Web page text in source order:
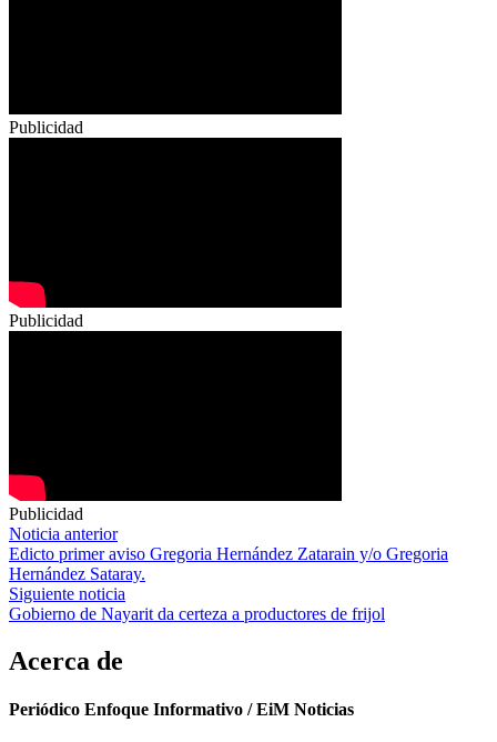
Publicidad
Publicidad
Publicidad
Navegación
de
entradas
Noticia anterior
Edicto primer aviso Gregoria Hernández Zatarain y/o Gregoria
Hernández Sataray.
Siguiente noticia
Gobierno de Nayarit da certeza a productores de frijol
Acerca de
Periódico Enfoque Informativo / EiM Noticias